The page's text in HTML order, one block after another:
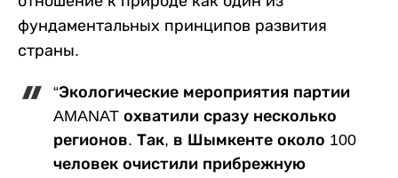
фундаментальных принципов развития
страны.
“Экологические мероприятия партии
AMANAT охватили сразу несколько
регионов. Так, в Шымкенте около 100
человек очистили прибрежную